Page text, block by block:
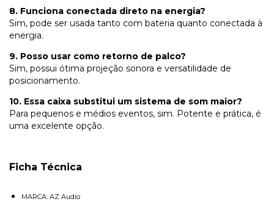
8. Funciona conectada direto na energia?
Sim, pode ser usada tanto com bateria quanto conectada à
energia.
9. Posso usar como retorno de palco?
Sim, possui ótima projeção sonora e versatilidade de
posicionamento.
10. Essa caixa substitui um sistema de som maior?
Para pequenos e médios eventos, sim. Potente e prática, é
uma excelente opção.
Ficha Técnica
MARCA: AZ Audio